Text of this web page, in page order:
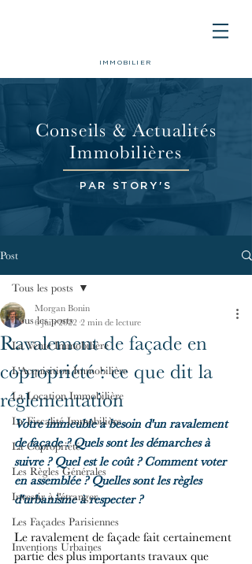
IMMOBILIER
Conseils & Actualités
Immobilières
PAR STORY'S
Post
Tous les posts
La Vente Immobilière
L'Acquisition Immobilière
La Location Immobilière
La Fiscalité Immobilière
La Copropriété
Les Règles Générales
Investir à l'étranger
Les Façades Parisiennes
Inventions Urbaines
Tous les posts
Ravalement de façade en
copropriété : ce que dit la
réglementation
Morgan Bonin
6 juin 2022 2 min de lecture
Votre immeuble a besoin d'un ravalement
de façade ? Quels sont les démarches à
suivre ? Quel est le coût ? Comment voter
en assemblée ? Quelles sont les règles
d'urbanisme à respecter ?
Le ravalement de façade fait certainement
partie des plus importants travaux que